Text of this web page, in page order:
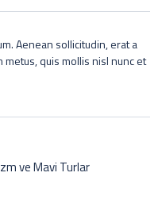
Aenean sollicitudin, erat a
quis mollis nisl nunc et
ve Mavi Turlar